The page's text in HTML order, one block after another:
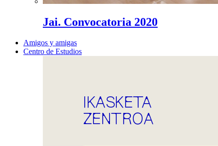
Jai. Convocatoria 2020
Amigos y amigas
Centro de Estudios